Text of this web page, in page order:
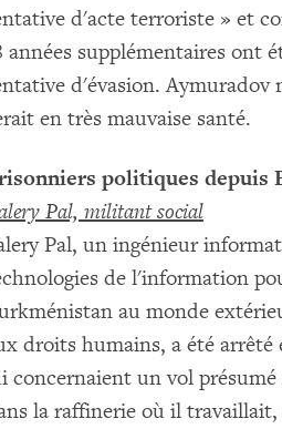
d'acte terroriste » et
années supplémentaires ont
d'évasion. Aymuradov
en très mauvaise santé.
politiques depuis
Pal, militant social
Pal, un ingénieur
de l'information
au monde
droits humains, a été arrêté
concernaient un vol
la raffinerie où il travaillait,